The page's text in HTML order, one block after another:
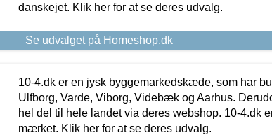
danskejet. Klik her for at se deres udvalg.
Se udvalget på Homeshop.dk
10-4.dk er en jysk byggemarkedskæde, som har
Ulfborg, Varde, Viborg, Videbæk og Aarhus.
hel del til hele landet via deres webshop. 10-4.dk
mærket. Klik her for at se deres udvalg.